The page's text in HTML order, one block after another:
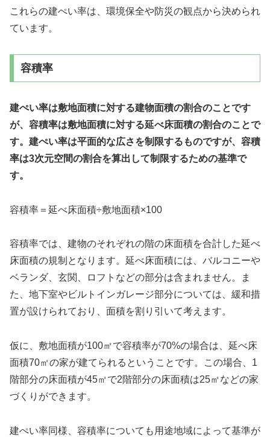
これらの建ぺい率は、環境保全や防災の観点から決められ
ています。
容積率
建ぺい率は敷地面積に対する建物面積の割合のことです
が、容積率は敷地面積に対する延べ床面積の割合のことで
す。建ぺい率は平面的な広さを制限するものですが、容積
率は3次元空間の割合を算出して制限するための基準で
す。
容積率＝延べ床面積÷敷地面積×100
容積率では、建物のそれぞれの階の床面積を合計した延べ
床面積の規制となります。延べ床面積には、バルコニーや
ベランダ、玄関、ロフトなどの部分は含まれません。ま
た、地下室やビルトインガレージ部分については、緩和措
置が設けられており、面積を割り引いて考えます。
仮に、敷地面積が100㎡で容積率が70%の場合は、延べ床
面積70㎡の家が建てられるということです。この場合、1
階部分の床面積が45㎡で2階部分の床面積は25㎡などの家
づくりができます。
建ぺい率同様、容積率についても用途地域によって基準が